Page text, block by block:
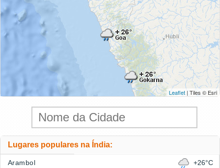
Leaflet | Tiles © Esri
Lugares populares na Índia:
Arambol +26°C